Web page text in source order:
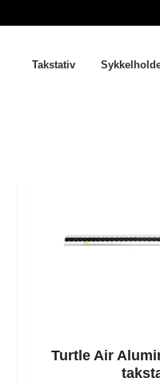
Takstativ
Turtle Air